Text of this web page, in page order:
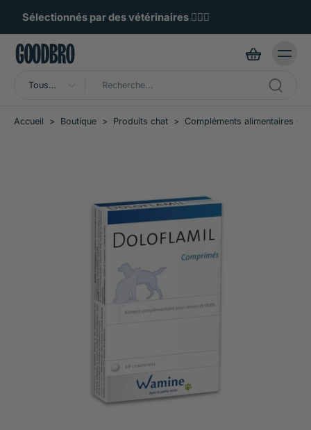
Noté 4,8/5 par des poilus exigeants 🌟
Tous
Accueil > Boutique > Produits chat > Compléments alimentaires